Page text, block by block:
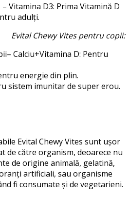
Prima Vitamină D
adulți.
Evital Chewy Vites pentru copii:
– Calciu+Vitamina D: Pentru
energie din plin.
sistem imunitar de super erou.
Evital Chewy Vites sunt ușor
de către organism, deoarece nu
de origine animală, gelatină,
artificiali, sau organisme
fi consumate și de vegetarieni.